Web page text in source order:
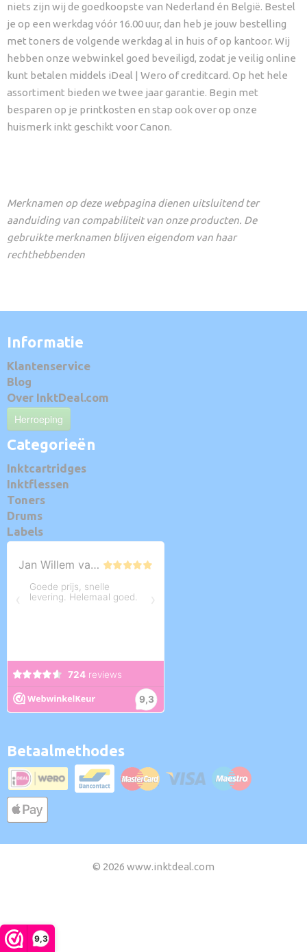
9,3
niets zijn wij de goedkoopste van Nederland én België. Bestel
je op een werkdag vóór 16.00 uur, dan heb je jouw bestelling
met toners de volgende werkdag al in huis of op kantoor. Wij
hebben onze webwinkel goed beveiligd, zodat je veilig online
kunt betalen middels iDeal | Wero of creditcard. Op het hele
assortiment bieden we twee jaar garantie. Begin met
besparen op je printkosten en stap ook over op onze
huismerk inkt geschikt voor Canon.
Merknamen op deze webpagina dienen uitsluitend ter
aanduiding van compabiliteit van onze producten. De
gebruikte merknamen blijven eigendom van haar
rechthebbenden
Informatie
Klantenservice
Blog
Over InktDeal.com
Herroeping
Categorieën
Inktcartridges
Inktflessen
Toners
Drums
Labels
Betaalmethodes
© 2026 www.inktdeal.com